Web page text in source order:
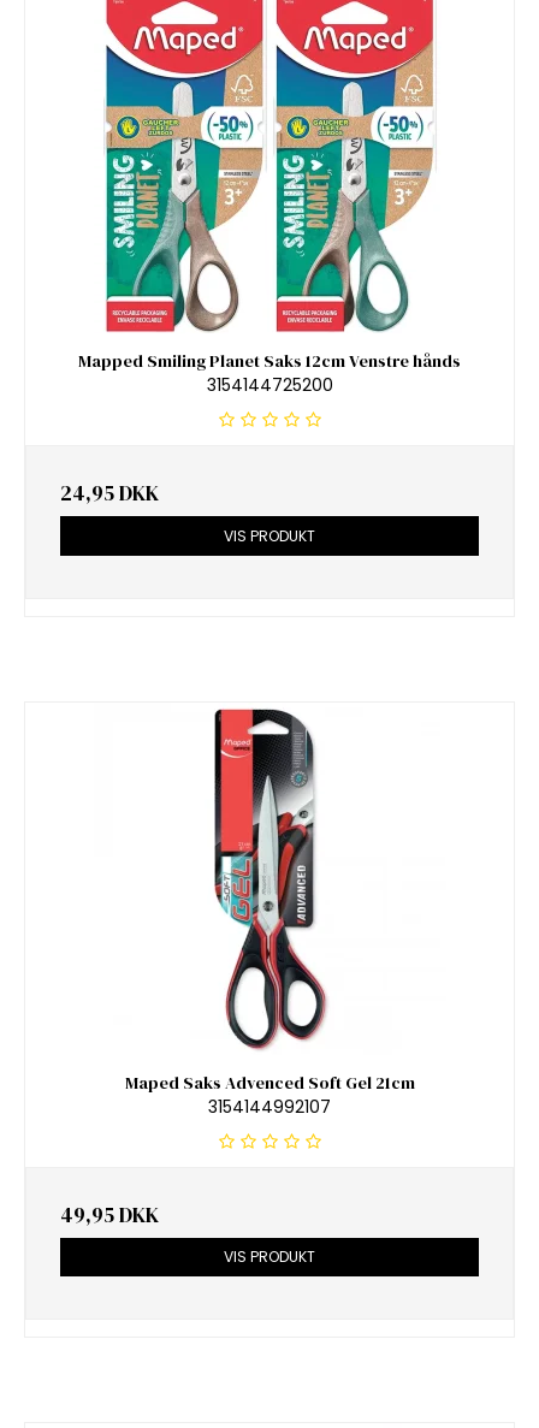
Mapped Smiling Planet Saks 12cm Venstre hånds
3154144725200
24,95 DKK
VIS PRODUKT
Maped Saks Advenced Soft Gel 21cm
3154144992107
49,95 DKK
VIS PRODUKT